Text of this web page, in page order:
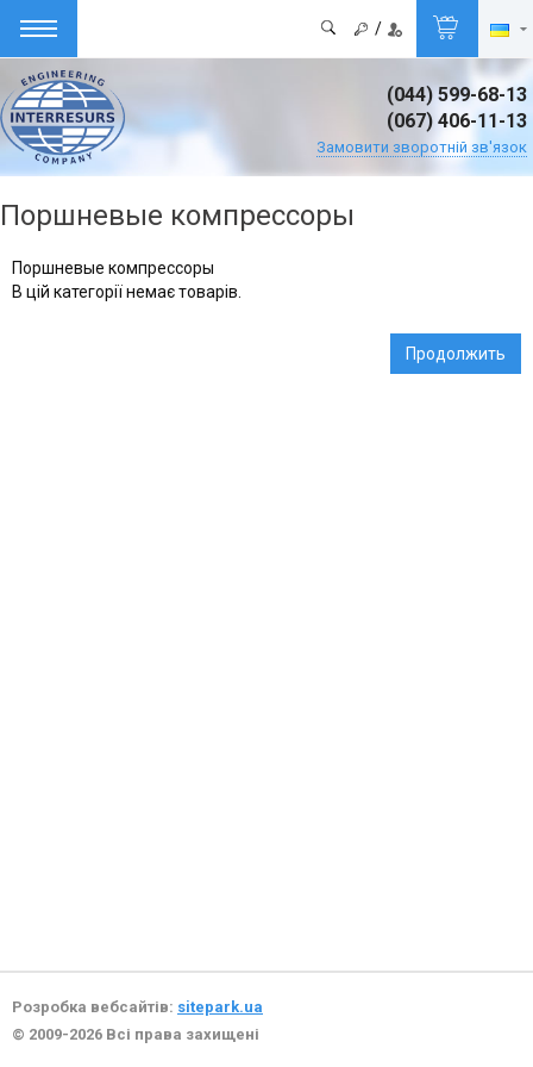
/
(044) 599-68-13
(067) 406-11-13
Замовити зворотній зв'язок
Поршневые компрессоры
Поршневые компрессоры
В цій категорії немає товарів.
Продолжить
Розробка вебсайтів: sitepark.ua
© 2009-2026 Всі права захищені